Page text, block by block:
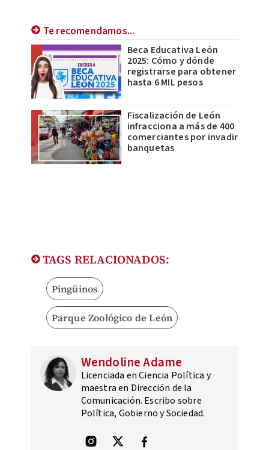
Te recomendamos...
Beca Educativa León
2025: Cómo y dónde
registrarse para obtener
hasta 6 MIL pesos
Fiscalización de León
infracciona a más de 400
comerciantes por invadir
banquetas
TAGS RELACIONADOS:
Pingüinos
Parque Zoológico de León
Wendoline Adame
Licenciada en Ciencia Política y
maestra en Dirección de la
Comunicación. Escribo sobre
Política, Gobierno y Sociedad.